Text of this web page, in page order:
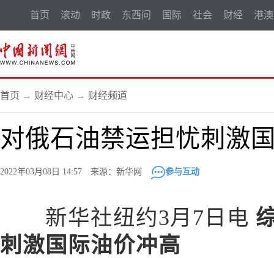
首页 滚动 时政 东西问 国际 社会 财经 港澳
首页 → 财经中心 → 财经频道
对俄石油禁运担忧刺激
2022年03月08日 14:57 来源：新华网 参与互动
新华社纽约3月7日电
刺激国际油价冲高